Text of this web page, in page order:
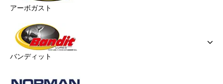
アーボガスト
バンディット